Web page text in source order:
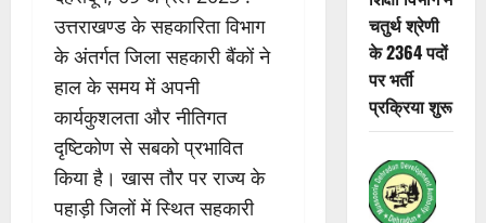
उत्तराखण्ड के सहकारिता विभाग
के अंतर्गत जिला सहकारी बैंकों ने
हाल के समय में अपनी
कार्यकुशलता और नीतिगत
दृष्टिकोण से सबको प्रभावित
किया है। खास तौर पर राज्य के
पहाड़ी जिलों में स्थित सहकारी
चतुर्थ श्रेणी
के 2364 पदों
पर भर्ती
प्रक्रिया शुरू